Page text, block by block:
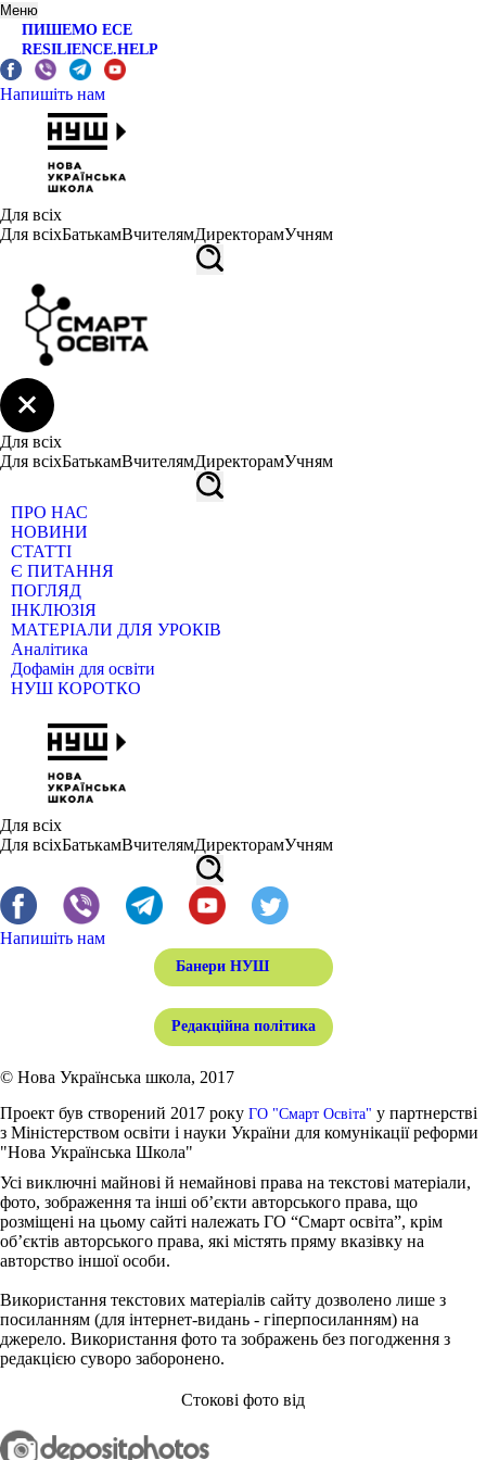
Меню
ПИШЕМО ЕСЕ
RESILIENCE.HELP
Напишіть нам
Для всіх
Для всіхБатькамВчителямДиректорамУчням
Для всіх
Для всіхБатькамВчителямДиректорамУчням
ПРО НАС
НОВИНИ
СТАТТІ
Є ПИТАННЯ
ПОГЛЯД
ІНКЛЮЗІЯ
МАТЕРІАЛИ ДЛЯ УРОКІВ
Аналітика
Дофамін для освіти
НУШ КОРОТКО
Для всіх
Для всіхБатькамВчителямДиректорамУчням
Напишіть нам
Банери НУШ
Редакційна політика
© Нова Українська школа, 2017
Проект був створений 2017 року ГО "Смарт Освіта" у партнерстві
з Міністерством освіти і науки України для комунікації реформи
"Нова Українська Школа"
Усі виключні майнові й немайнові права на текстові матеріали,
фото, зображення та інші об’єкти авторського права, що
розміщені на цьому сайті належать ГО “Смарт освіта”, крім
об’єктів авторського права, які містять пряму вказівку на
авторство іншої особи.
Використання текстових матеріалів сайту дозволено лише з
посиланням (для інтернет-видань - гіперпосиланням) на
джерело. Використання фото та зображень без погодження з
редакцією суворо заборонено.
Стокові фото від